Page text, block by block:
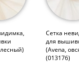
Сетка
для
(Avena,
(013176)